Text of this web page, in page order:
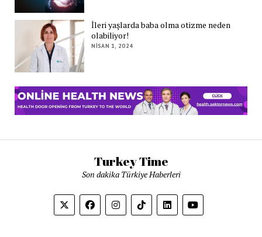
İleri yaşlarda baba olma otizme neden
olabiliyor!
NISAN 1, 2024
Turkey Time
Son dakika Türkiye Haberleri